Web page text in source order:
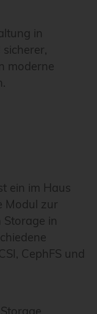
in
moderne
ein im Haus
Modul zur
in
CephFS und